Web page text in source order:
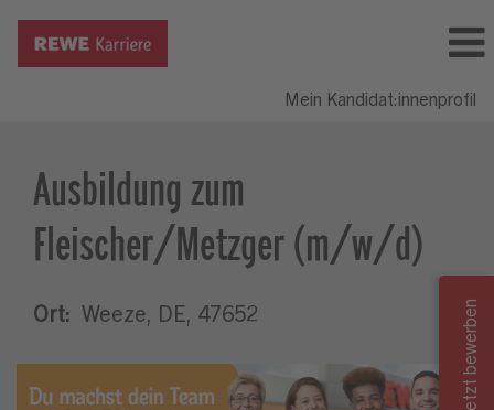
Mein Kandidat:innenprofil
Ausbildung zum
Fleischer/Metzger (m/w/d)
Ort: Weeze, DE, 47652